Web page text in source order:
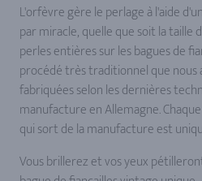
L'orfèvre gère le perlage à l'aide
par miracle, quelle que soit la taille
perles entières sur les bagues de
procédé très traditionnel que nous
fabriquées selon les dernières
manufacture en Allemagne.
qui sort de la manufacture est
Vous brillerez et vos yeux